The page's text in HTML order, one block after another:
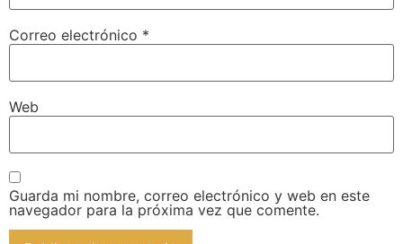
Correo electrónico *
Web
Guarda mi nombre, correo electrónico y web en este
navegador para la próxima vez que comente.